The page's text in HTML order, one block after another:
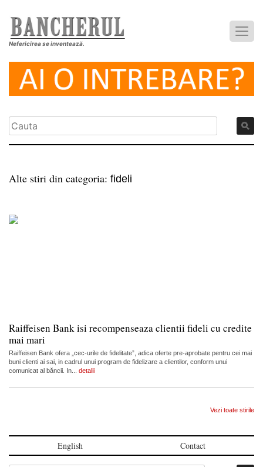
Nefericirea se inventează.
Alte stiri din categoria: fideli
Raiffeisen Bank isi recompenseaza clientii fideli cu credite
mai mari
Raiffeisen Bank ofera „cec-urile de fidelitate”, adica oferte pre-aprobate pentru cei mai
buni clienti ai sai, in cadrul unui program de fidelizare a clientilor, conform unui
comunicat al băncii. In... detalii
Vezi toate stirile
English Contact